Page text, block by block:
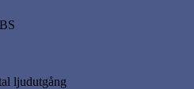
ljudutgång